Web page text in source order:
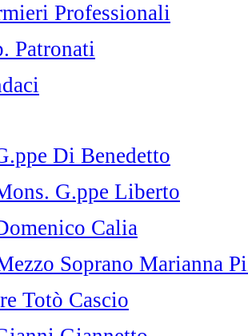
Professionali
Patronati
Di Benedetto
G.ppe Liberto
Calia
Soprano Marianna
Totò Cascio